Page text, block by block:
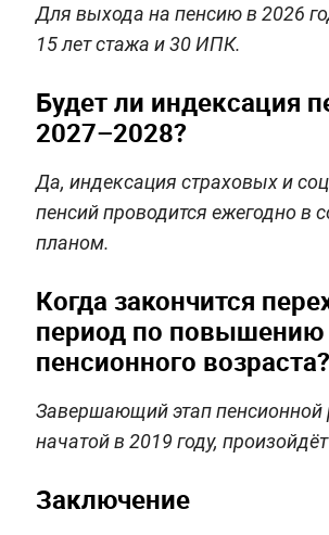
Для выхода на пенсию в 2026
15 лет стажа и 30 ИПК.
Будет ли индексация
2027–2028?
Да, индексация страховых и
пенсий проводится ежегодно в
планом.
Когда закончится
период по повышению
пенсионного возраста?
Завершающий этап
начатой в 2019 году,
Заключение